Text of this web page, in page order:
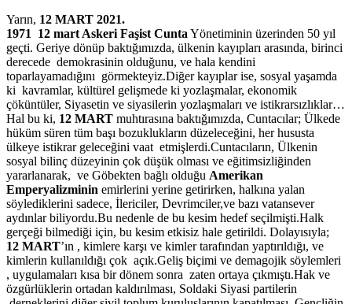
Yarın, 12 MART 2021.
1971 12 mart Askeri Faşist Cunta Yönetiminin üzerinden 50 yıl
geçti. Geriye dönüp baktığımızda, ülkenin kayıpları arasında, birinci
derecede demokrasinin olduğunu, ve hala kendini
toparlayamadığını görmekteyiz.Diğer kayıplar ise, sosyal yaşamda
ki kavramlar, kültürel gelişmede ki yozlaşmalar, ekonomik
çöküntüler, Siyasetin ve siyasilerin yozlaşmaları ve istikrarsızlıklar…
Hal bu ki, 12 MART muhtırasına baktığımızda, Cuntacılar; Ülkede
hüküm süren tüm başı bozuklukların düzeleceğini, her hususta
ülkeye istikrar geleceğini vaat etmişlerdi.Cuntacıların, Ülkenin
sosyal bilinç düzeyinin çok düşük olması ve eğitimsizliğinden
yararlanarak, ve Göbekten bağlı olduğu Amerikan
Emperyalizminin emirlerini yerine getirirken, halkına yalan
söylediklerini sadece, İlericiler, Devrimciler,ve bazı vatansever
aydınlar biliyordu.Bu nedenle de bu kesim hedef seçilmişti.Halk
gerçeği bilmediği için, bu kesim etkisiz hale getirildi. Dolayısıyla;
12 MART’ın , kimlere karşı ve kimler tarafından yaptırıldığı, ve
kimlerin kullanıldığı çok açık.Geliş biçimi ve demagojik söylemleri
, uygulamaları kısa bir dönem sonra zaten ortaya çıkmıştı.Hak ve
özgürlüklerin ortadan kaldırılması, Soldaki Siyasi partilerin